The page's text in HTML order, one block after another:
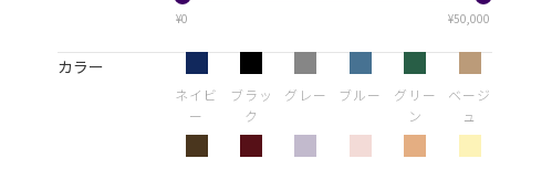
¥0 ¥50,000
カラー
ネイビ
ー
ブラッ
ク
グレー ブルー
グリー
ン
ベージ
ュ